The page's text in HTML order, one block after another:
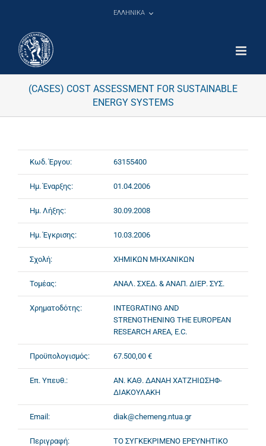
ΕΛΛΗΝΙΚΑ
(CASES) COST ASSESSMENT FOR SUSTAINABLE
ENERGY SYSTEMS
Κωδ. Έργου: 63155400
Ημ. Έναρξης: 01.04.2006
Ημ. Λήξης: 30.09.2008
Ημ. Έγκρισης: 10.03.2006
Σχολή: ΧΗΜΙΚΩΝ ΜΗΧΑΝΙΚΩΝ
Τομέας: ΑΝΑΛ. ΣΧΕΔ. & ΑΝΑΠ. ΔΙΕΡ. ΣΥΣ.
Χρηματοδότης:
INTEGRATING AND
STRENGTHENING THE EUROPEAN
RESEARCH AREA, E.C.
Προϋπολογισμός: 67.500,00 €
Επ. Υπευθ.:
ΑΝ. ΚΑΘ. ΔΑΝΑΗ ΧΑΤΖΗΙΩΣΗΦ-
ΔΙΑΚΟΥΛΑΚΗ
Email: diak@chemeng.ntua.gr
Περιγραφή:
ΤΟ ΣΥΓΚΕΚΡΙΜΕΝΟ ΕΡΕΥΝΗΤΙΚΟ